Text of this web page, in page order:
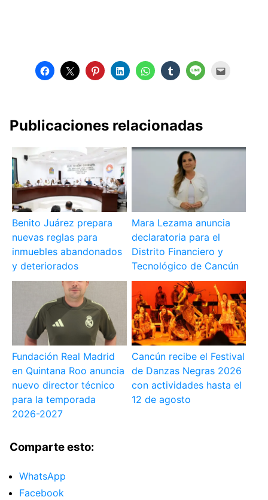
Publicaciones relacionadas
Benito Juárez prepara
nuevas reglas para
inmuebles abandonados
y deteriorados
Mara Lezama anuncia
declaratoria para el
Distrito Financiero y
Tecnológico de Cancún
Fundación Real Madrid
en Quintana Roo anuncia
nuevo director técnico
para la temporada
2026-2027
Cancún recibe el Festival
de Danzas Negras 2026
con actividades hasta el
12 de agosto
Comparte esto:
WhatsApp
Facebook